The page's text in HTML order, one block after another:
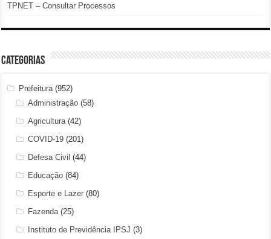
TPNET – Consultar Processos
Categorias
Prefeitura (952)
Administração (58)
Agricultura (42)
COVID-19 (201)
Defesa Civil (44)
Educação (84)
Esporte e Lazer (80)
Fazenda (25)
Instituto de Previdência IPSJ (3)